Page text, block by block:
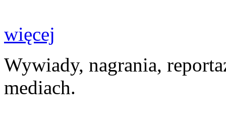
więcej
Wywiady, nagrania,
mediach.